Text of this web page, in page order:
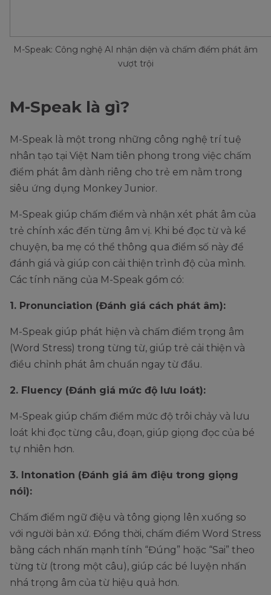
M-Speak: Công nghệ AI nhận diện và chấm điểm phát âm
vượt trội
M-Speak là gì?
M-Speak là một trong những công nghệ trí tuệ
nhân tạo tại Việt Nam tiên phong trong việc chấm
điểm phát âm dành riêng cho trẻ em nằm trong
siêu ứng dụng Monkey Junior.
M-Speak giúp chấm điểm và nhận xét phát âm của
trẻ chính xác đến từng âm vị. Khi bé đọc từ và kể
chuyện, ba mẹ có thể thông qua điểm số này để
đánh giá và giúp con cải thiện trình độ của mình.
Các tính năng của M-Speak gồm có:
1. Pronunciation (Đánh giá cách phát âm):
M-Speak giúp phát hiện và chấm điểm trọng âm
(Word Stress) trong từng từ, giúp trẻ cải thiện và
điều chỉnh phát âm chuẩn ngay từ đầu.
2. Fluency (Đánh giá mức độ lưu loát):
M-Speak giúp chấm điểm mức độ trôi chảy và lưu
loát khi đọc từng câu, đoạn, giúp giọng đọc của bé
tự nhiên hơn.
3. Intonation (Đánh giá âm điệu trong giọng
nói):
Chấm điểm ngữ điệu và tông giọng lên xuống so
với người bản xứ. Đồng thời, chấm điểm Word Stress
bằng cách nhấn mạnh tính “Đúng” hoặc “Sai” theo
từng từ (trong một câu), giúp các bé luyện nhấn
nhá trọng âm của từ hiệu quả hơn.